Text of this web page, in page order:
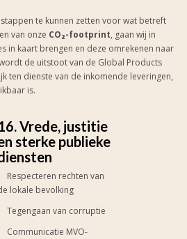
te kunnen zetten voor wat betreft
van onze CO₂-footprint, gaan wij in
in kaart brengen en deze omrekenen naar
de uitstoot van de Global Products
ten dienste van de inkomende leveringen,
is.
Vrede, justitie
sterke publieke
Respecteren rechten van
lokale bevolking
Tegengaan van corruptie
Communicatie MVO-